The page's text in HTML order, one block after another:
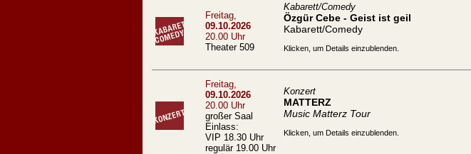
Freitag,
09.10.2026
20.00 Uhr
Theater 509
Kabarett/Comedy
Özgür Cebe - Geist ist geil
Kabarett/Comedy
Klicken, um Details einzublenden.
Freitag,
09.10.2026
20.00 Uhr
großer Saal
Einlass:
VIP 18.30 Uhr
regulär 19.00 Uhr
Konzert
MATTERZ
Music Matterz Tour
Klicken, um Details einzublenden.